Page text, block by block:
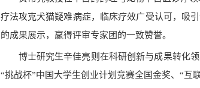
疗法攻克犬猫疑难病症，临床疗效广受认可，吸
的成果展示，赢得评审专家团的一致赞誉。
博士研究生辛佳亮则在科研创新与成果转化
“挑战杯”中国大学生创业计划竞赛全国金奖、“